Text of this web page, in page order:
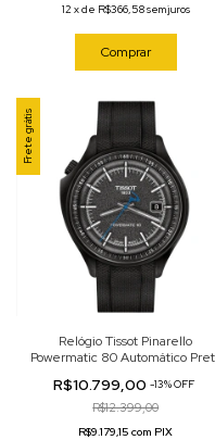
12 xde R$366,58sem juros
Comprar
Frete grátis
Relógio Tissot Pinarello
Powermatic 80 Automático
R$10.799,00 -13%OFF
R$12.399,00
R$9.179,15 com PIX